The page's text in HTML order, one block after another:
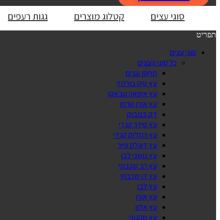
סוגי עצים קטלוג מוצרים גגות רעפים
תפריט
סוגי עצים
כל סוגי העצים
מחסן עצים
עץ טיק בורמזי
עץ איפאה טבאקו
עץ אורן טרמו
דק במבוק
עץ סידר קנדי
עץ המלוק קנדי
עץ דוגלס פייר
עץ גושני לבן
עץ רב שכבתי
עץ דו שכבתי
עץ לבן
עץ אורן
עץ אלון
עץ מהגוני